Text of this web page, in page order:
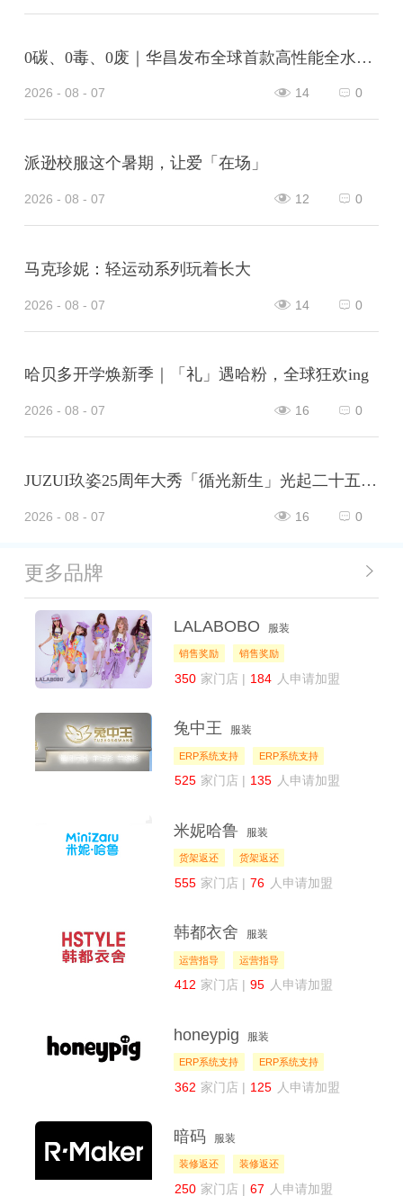
0碳、0毒、0废｜华昌发布全球首款高性能全水性鞋革“三零生态皮”
2026 - 08 - 07 0
14
派逊校服这个暑期，让爱「在场」
2026 - 08 - 07 0
12
马克珍妮：轻运动系列玩着长大
2026 - 08 - 07 0
14
哈贝多开学焕新季｜「礼」遇哈粉，全球狂欢ing
2026 - 08 - 07 0
16
JUZUI玖姿25周年大秀「循光新生」光起二十五载，共启新生优雅
2026 - 08 - 07 0
16
更多品牌
LALABOBO 服装
销售奖励 销售奖励
350 家门店 | 184 人申请加盟
兔中王 服装
ERP系统支持 ERP系统支持
525 家门店 | 135 人申请加盟
米妮哈鲁 服装
货架返还 货架返还
555 家门店 | 76 人申请加盟
韩都衣舍 服装
运营指导 运营指导
412 家门店 | 95 人申请加盟
honeypig 服装
ERP系统支持 ERP系统支持
362 家门店 | 125 人申请加盟
暗码 服装
装修返还 装修返还
250 家门店 | 67 人申请加盟